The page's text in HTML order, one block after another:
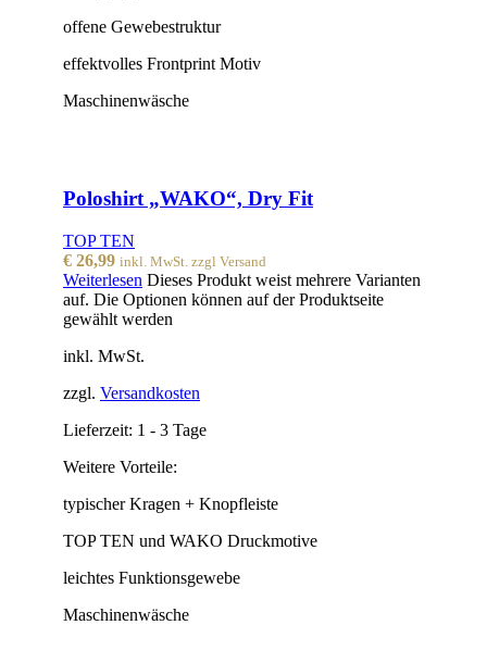
offene Gewebestruktur
effektvolles Frontprint Motiv
Maschinenwäsche
Poloshirt „WAKO“, Dry Fit
TOP TEN
€ 26,99 inkl. MwSt. zzgl Versand
Weiterlesen Dieses Produkt weist mehrere Varianten
auf. Die Optionen können auf der Produktseite
gewählt werden
inkl. MwSt.
zzgl. Versandkosten
Lieferzeit: 1 - 3 Tage
Weitere Vorteile:
typischer Kragen + Knopfleiste
TOP TEN und WAKO Druckmotive
leichtes Funktionsgewebe
Maschinenwäsche